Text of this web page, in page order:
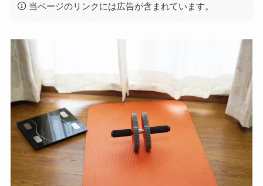
当ページのリンクには広告が含まれています。